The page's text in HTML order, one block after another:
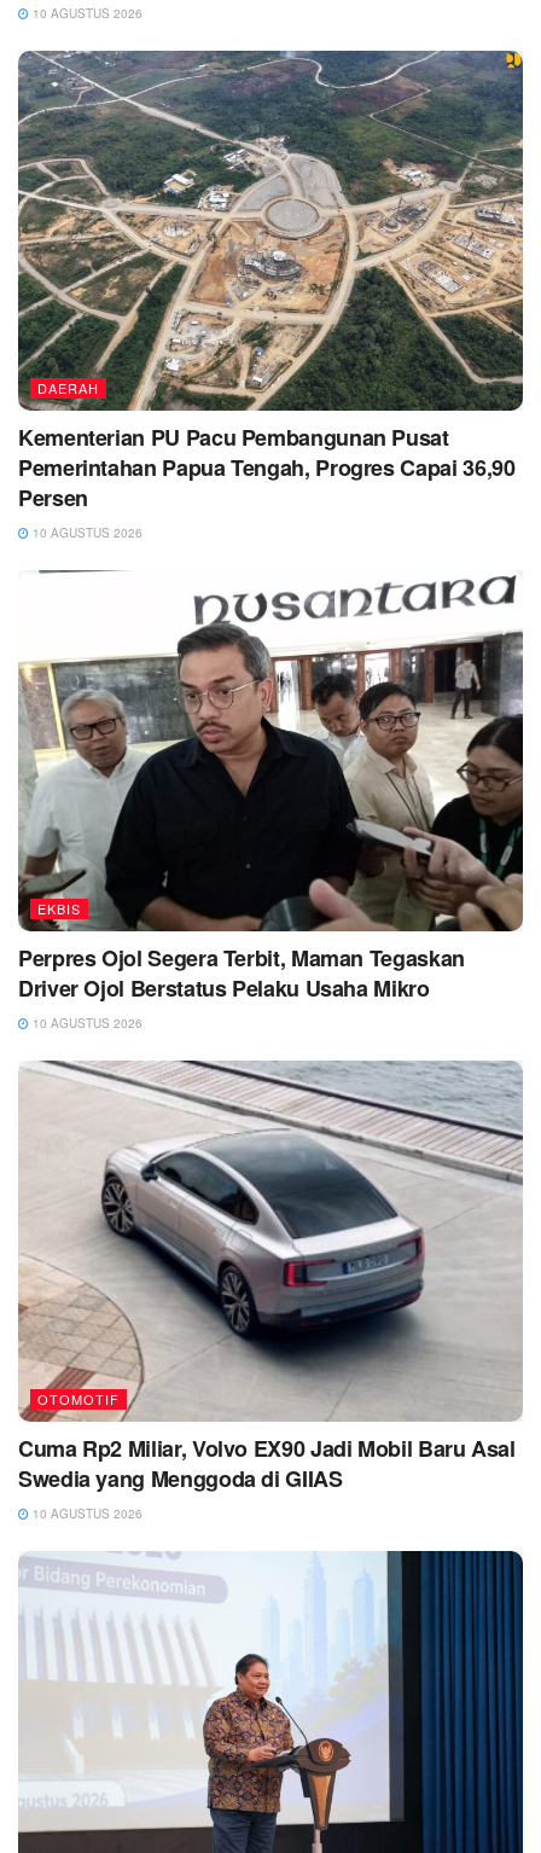
10 AGUSTUS 2026
DAERAH
Kementerian PU Pacu Pembangunan Pusat
Pemerintahan Papua Tengah, Progres Capai 36,90
Persen
10 AGUSTUS 2026
EKBIS
Perpres Ojol Segera Terbit, Maman Tegaskan
Driver Ojol Berstatus Pelaku Usaha Mikro
10 AGUSTUS 2026
OTOMOTIF
Cuma Rp2 Miliar, Volvo EX90 Jadi Mobil Baru Asal
Swedia yang Menggoda di GIIAS
10 AGUSTUS 2026